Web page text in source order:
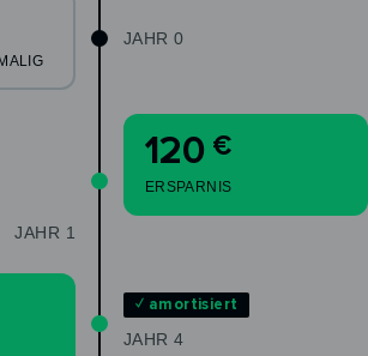
JAHR 0
120 €
ERSPARNIS
JAHR 1
✓ amortisiert
JAHR 4